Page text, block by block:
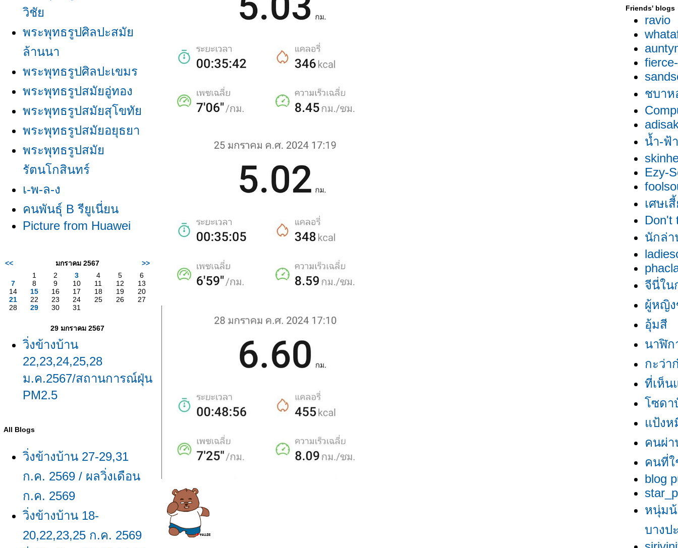
วิชั
พระพุทธรูปศิลปะสมั
ล้านนา
พระพุทธรูปศิลปะเขมร
พระพุทธรูปสมัยอู่ทอง
พระพุทธรูปสมัยสุโขทั
พระพุทธรูปสมัยอยุธยา
พระพุทธรูปสมั
รัตนโกสินทร์
เ-พ-ล-ง
คนพันธุ์ B รียูเนี่ยน
Picture from Huawei
<< มกราคม 2567
>>
1
2 3 4 5
6
7
8 9 10 11 12
13
14
15 16 17 18 19
20
21
22 23 24 25 26
27
28
29 30 31
29 มกราคม 2567
วิ่งข้างบ้าน
22,23,24,25,28
ม.ค.2567/สถานการณ์ฝุ่น
PM2.5
All Blogs
วิ่งข้างบ้าน 27-29,31
ก.ค. 2569 / ผลวิ่งเดือน
ก.ค. 2569
วิ่งข้างบ้าน 18-
20,22,23,25 ก.ค. 2569
Friends' blogs
ravio
ชบาห
น้ำ-ฟ้
Ezy-
เศษเ
Don't
นักล่า
จีนี่ใน
ผู้หญิง
อุ้มสี
นาฬิ
กะว่า
ที่เห็น
ซดา
ป้งห
คนผ่า
คนที่
blog
หนุ่ม
บางป